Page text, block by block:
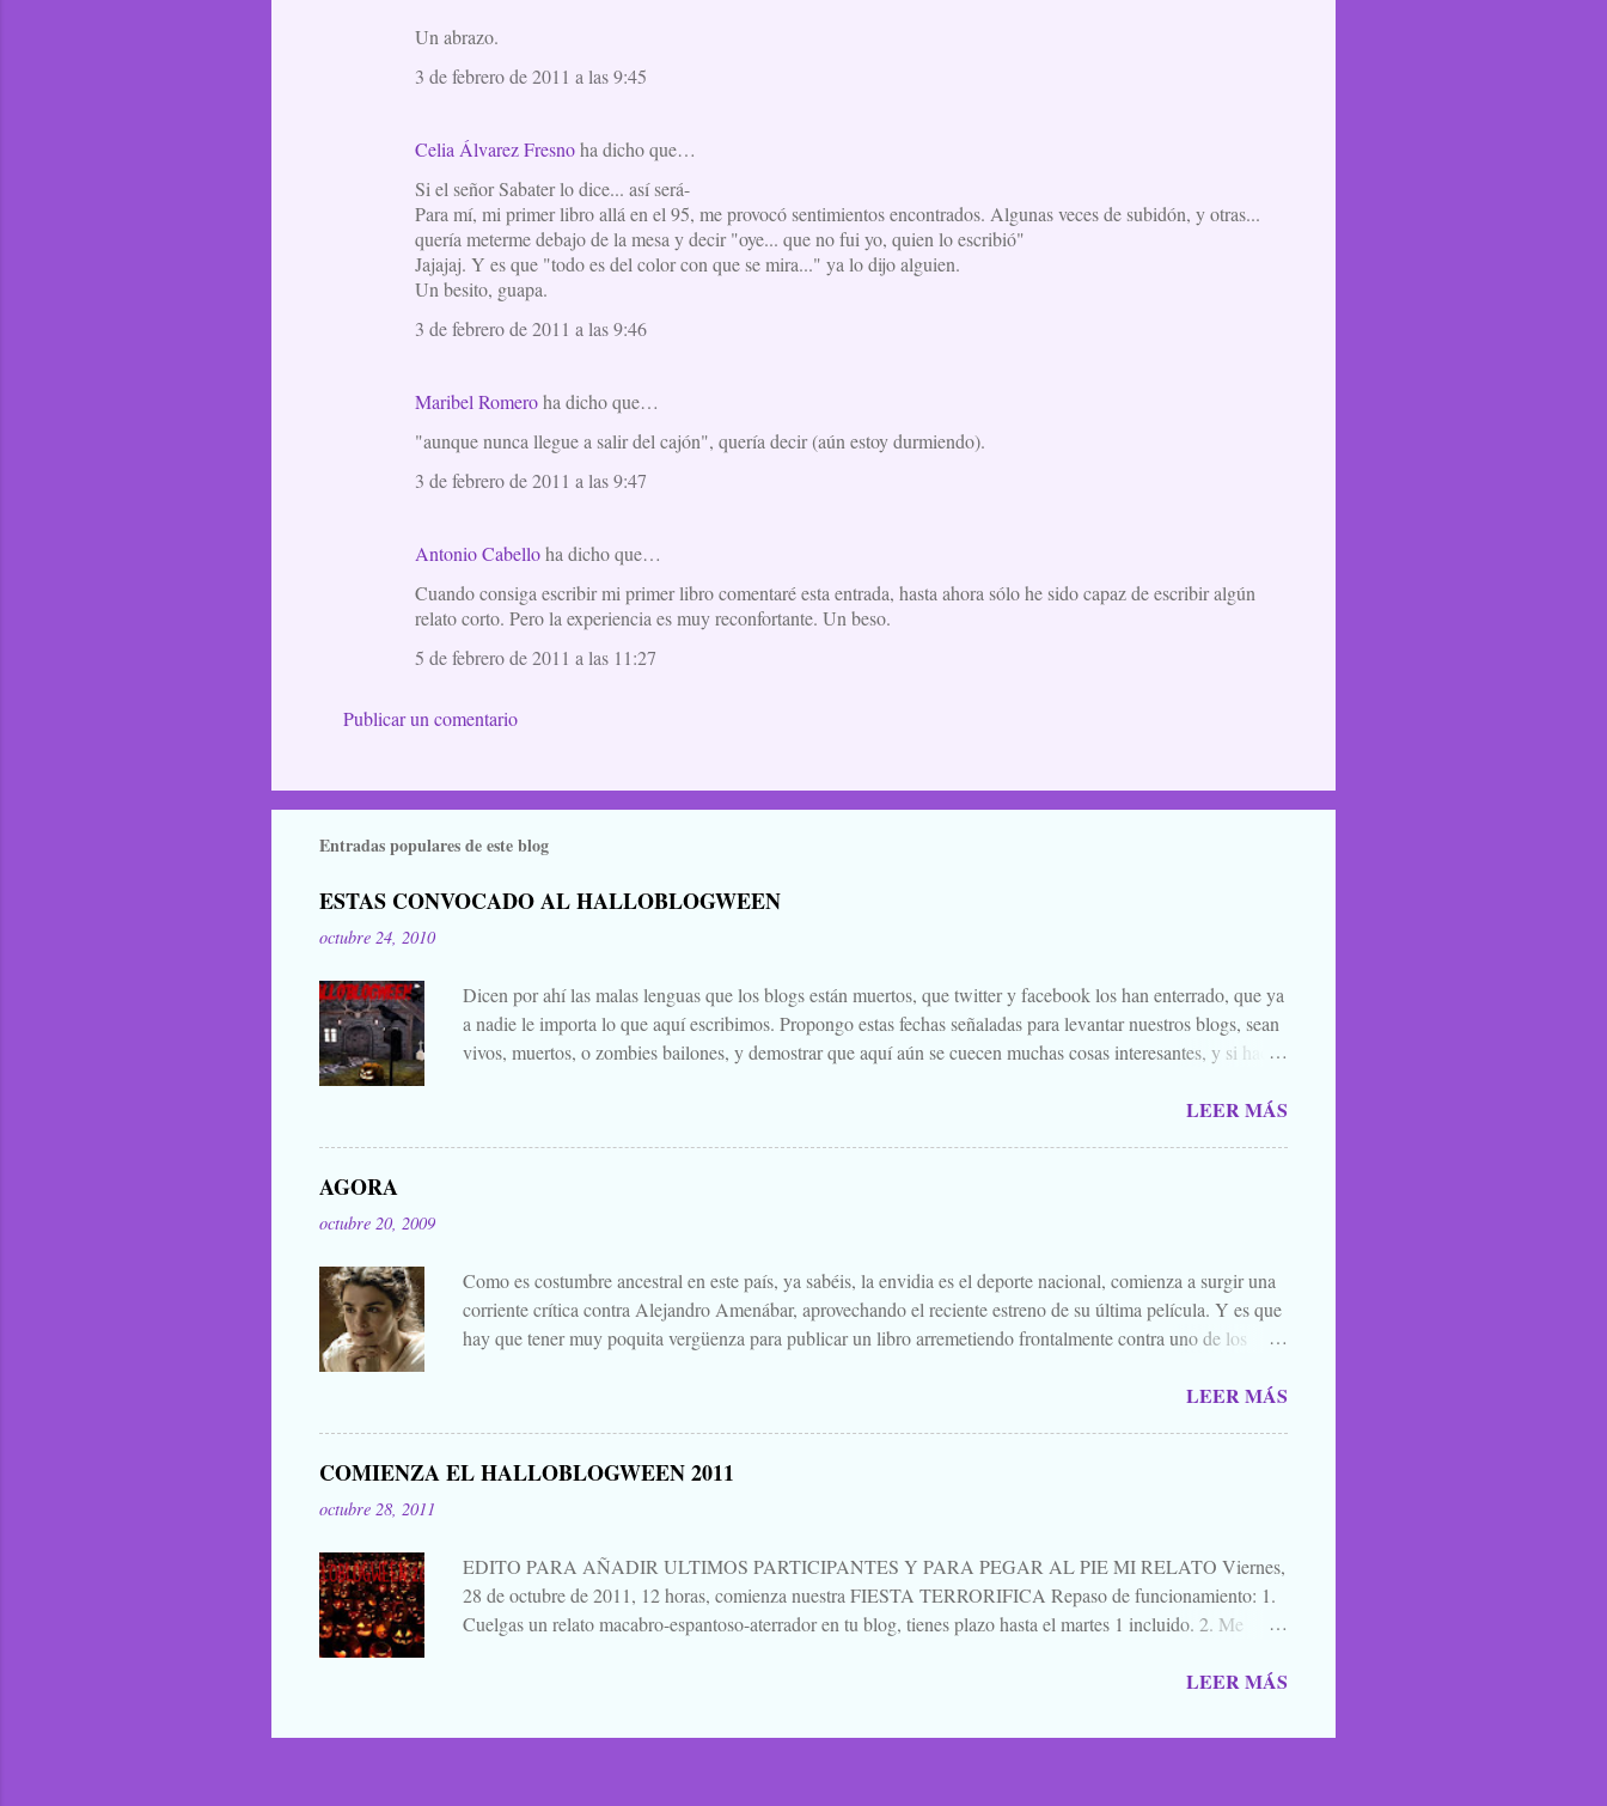
Un abrazo.
3 de febrero de 2011 a las 9:45
Celia Álvarez Fresnoha dicho que…
Si el señor Sabater lo dice... así será-
Para mí, mi primer libro allá en el 95, me provocó sentimientos encontrados. Algunas veces de subidón, y otras...
quería meterme debajo de la mesa y decir "oye... que no fui yo, quien lo escribió"
Jajajaj. Y es que "todo es del color con que se mira..." ya lo dijo alguien.
Un besito, guapa.
3 de febrero de 2011 a las 9:46
Maribel Romeroha dicho que…
"aunque nunca llegue a salir del cajón", quería decir (aún estoy durmiendo).
3 de febrero de 2011 a las 9:47
Antonio Cabelloha dicho que…
Cuando consiga escribir mi primer libro comentaré esta entrada, hasta ahora sólo he sido capaz de escribir algún
relato corto. Pero la experiencia es muy reconfortante. Un beso.
5 de febrero de 2011 a las 11:27
Publicar un comentario
Entradas populares de este blog
ESTAS CONVOCADO AL HALLOBLOGWEEN
octubre 24, 2010
Dicen por ahí las malas lenguas que los blogs están muertos, que twitter y facebook los han enterrado, que ya
a nadie le importa lo que aquí escribimos. Propongo estas fechas señaladas para levantar nuestros blogs, sean
vivos, muertos, o zombies bailones, y demostrar que aquí aún se cuecen muchas cosas interesantes, y si hace
lo han buscado. Comienza el .... Os convoco a todos, amigos, conocidos, amigos de amigos, blogueros en
LEER MÁS
AGORA
octubre 20, 2009
Como es costumbre ancestral en este país, ya sabéis, la envidia es el deporte nacional, comienza a surgir una
corriente crítica contra Alejandro Amenábar, aprovechando el reciente estreno de su última película. Y es que
hay que tener muy poquita vergüenza para publicar un libro arremetiendo frontalmente contra uno de los
decir cuando sales de la sala es "no parece cine español", decía, que hay que tener mucha caradura para
que para eso está Google. Tampoco quiero hablar mucho de "Agora", porque no es una película para
LEER MÁS
COMIENZA EL HALLOBLOGWEEN 2011
octubre 28, 2011
EDITO PARA AÑADIR ULTIMOS PARTICIPANTES Y PARA PEGAR AL PIE MI RELATO Viernes,
28 de octubre de 2011, 12 horas, comienza nuestra FIESTA TERRORIFICA Repaso de funcionamiento: 1.
Cuelgas un relato macabro-espantoso-aterrador en tu blog, tienes plazo hasta el martes 1 incluido. 2. Me
a continuación vas saltando de blog en blog, de relato en relato, dejando un comentario, un saludo, una
¿verdad? Pues eso. Venga, la noche de brujas se acerca, la Santa Compaña se asoma en los caminos, los
LEER MÁS